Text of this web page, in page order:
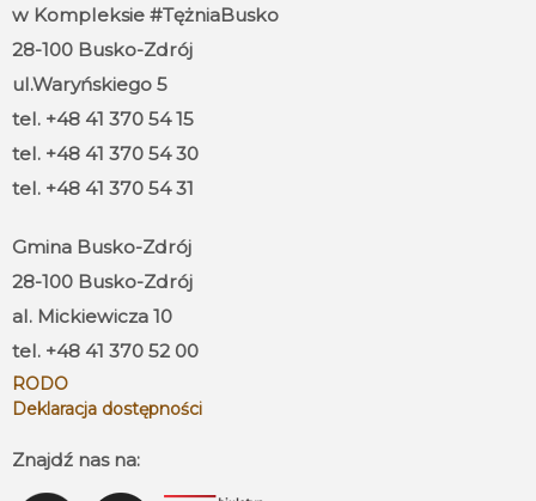
w Kompleksie #TężniaBusko
28-100 Busko-Zdrój
ul.Waryńskiego 5
tel. +48 41 370 54 15
tel. +48 41 370 54 30
tel. +48 41 370 54 31
Gmina Busko-Zdrój
28-100 Busko-Zdrój
al. Mickiewicza 10
tel. +48 41 370 52 00
RODO
Deklaracja dostępności
Znajdź nas na: